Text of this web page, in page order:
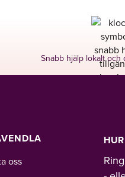
Snabb hjälp lokalt
oss